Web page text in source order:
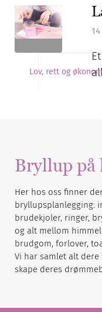
Lov, rett og
Bryllup på
Her hos oss finner
bryllupsplanlegging:
brudekjoler, ringer,
og alt mellom
brudgom, forlover,
Vi har samlet alt
skape deres